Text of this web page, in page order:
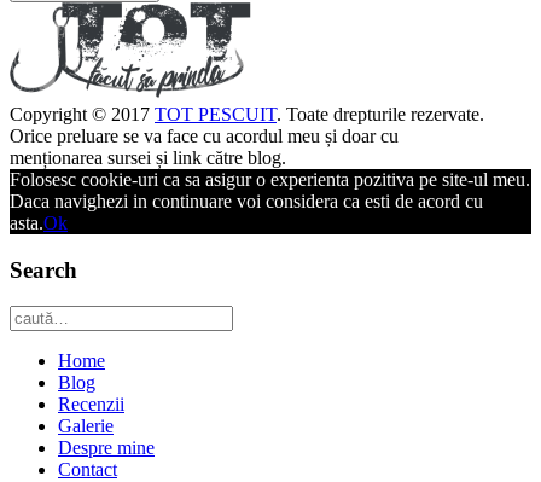
Copyright © 2017 TOT PESCUIT. Toate drepturile rezervate.
Orice preluare se va face cu acordul meu și doar cu
menționarea sursei și link către blog.
Folosesc cookie-uri ca sa asigur o experienta pozitiva pe site-ul meu.
Daca navighezi in continuare voi considera ca esti de acord cu
asta.Ok
Search
Home
Blog
Recenzii
Galerie
Despre mine
Contact